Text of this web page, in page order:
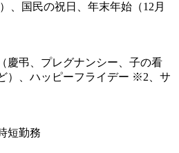
、国民の祝日、年末年始（12月
慶弔、プレグナンシー、子の看
）、ハッピーフライデー ※2、サ
短勤務